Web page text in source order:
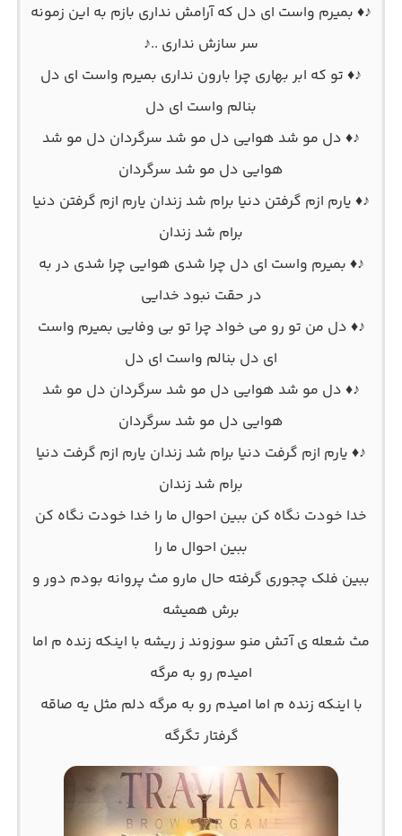
♪♦ بمیرم واست ای دل که آرامش نداری بازم به این زمونه
سر سازش نداری ..♪
♪♦ تو که ابر بهاری چرا بارون نداری بمیرم واست ای دل
بنالم واست ای دل
♪♦ دل مو شد هوایی دل مو شد سرگردان دل مو شد
هوایی دل مو شد سرگردان
♪♦ یارم ازم گرفتن دنیا برام شد زندان یارم ازم گرفتن دنیا
برام شد زندان
♪♦ بمیرم واست ای دل چرا شدی هوایی چرا شدی در به
در حقت نبود خدایی
♪♦ دل من تو رو می خواد چرا تو بی وفایی بمیرم واست
ای دل بنالم واست ای دل
♪♦ دل مو شد هوایی دل مو شد سرگردان دل مو شد
هوایی دل مو شد سرگردان
♪♦ یارم ازم گرفت دنیا برام شد زندان یارم ازم گرفت دنیا
برام شد زندان
خدا خودت نگاه کن ببین احوال ما را خدا خودت نگاه کن
ببین احوال ما را
ببین فلک چجوری گرفته حال مارو مث پروانه بودم دور و
برش همیشه
مث شعله ی آتش منو سوزوند ز ریشه با اینکه زنده م اما
امیدم رو به مرگه
با اینکه زنده م اما امیدم رو به مرگه دلم مثل یه صاقه
گرفتار تگرگه